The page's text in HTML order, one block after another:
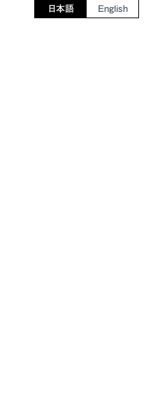
日本語 English